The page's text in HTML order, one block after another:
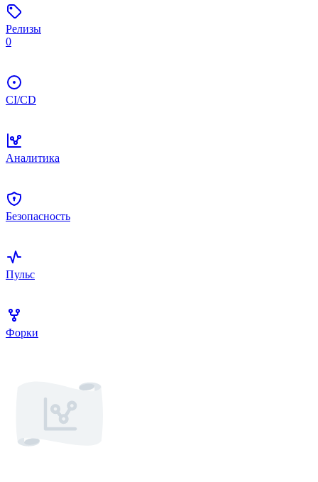
Релизы
0
CI/CD
Аналитика
Безопасность
Пульс
Форки